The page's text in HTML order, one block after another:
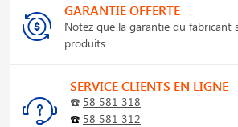
GARANTIE OFFERTE
Notez que la garantie du fabricant
produits
SERVICE CLIENTS EN LIGNE
☎️ 58 581 318
☎️ 58 581 312